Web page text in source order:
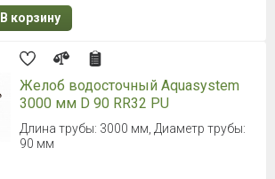
В корзину
Желоб водосточный Aquasystem
3000 мм D 90 RR32 PU
Длина трубы: 3000 мм, Диаметр трубы:
90 мм